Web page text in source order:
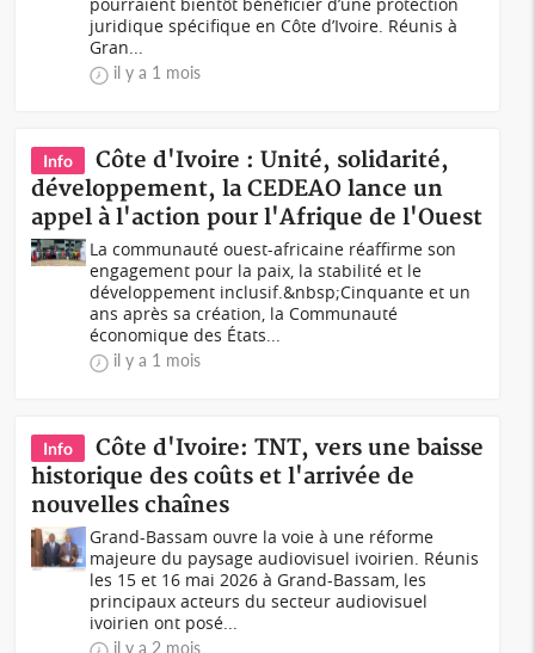
juridique spécifique en Côte d’Ivoire. Réunis à
Gran...
il y a 1 mois
Info
Côte d'Ivoire : Unité, solidarité,
développement, la CEDEAO lance un
appel à l'action pour l'Afrique de l'Ouest
La communauté ouest-africaine réaffirme son
engagement pour la paix, la stabilité et le
développement inclusif.&nbsp;Cinquante et un
ans après sa création, la Communauté
économique des États...
il y a 1 mois
Info
Côte d'Ivoire: TNT, vers une baisse
historique des coûts et l'arrivée de
nouvelles chaînes
Grand-Bassam ouvre la voie à une réforme
majeure du paysage audiovisuel ivoirien. Réunis
les 15 et 16 mai 2026 à Grand-Bassam, les
principaux acteurs du secteur audiovisuel
ivoirien ont posé...
il y a 2 mois